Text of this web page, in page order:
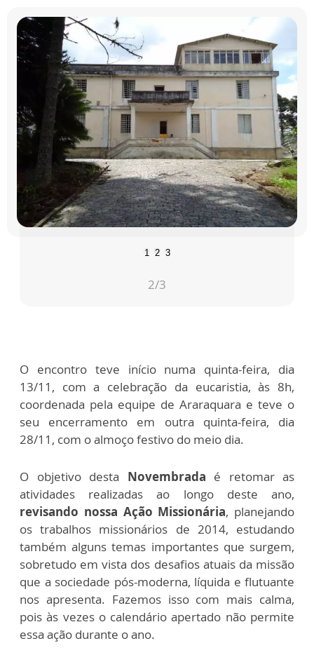
1 2 3
2/3
O encontro teve início numa quinta-feira, dia
13/11, com a celebração da eucaristia, às 8h,
coordenada pela equipe de Araraquara e teve o
seu encerramento em outra quinta-feira, dia
28/11, com o almoço festivo do meio dia.
O objetivo desta Novembrada é retomar as
atividades realizadas ao longo deste ano,
revisando nossa Ação Missionária, planejando
os trabalhos missionários de 2014, estudando
também alguns temas importantes que surgem,
sobretudo em vista dos desafios atuais da missão
que a sociedade pós-moderna, líquida e flutuante
nos apresenta. Fazemos isso com mais calma,
pois às vezes o calendário apertado não permite
essa ação durante o ano.